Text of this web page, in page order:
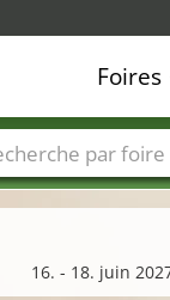
16. - 18. juin
Foires
Foire noms Pays